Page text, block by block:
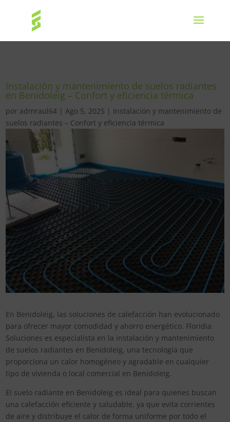
Instalación y mantenimiento de suelos radiantes
en Benidoleig – Confort y eficiencia térmica
por admraul64 |Ago 5, 2025 | Instalación y mantenimiento de
suelos radiantes – Confort y eficiencia térmica
En Benidoleig, las soluciones de calefacción han evolucionado
para ofrecer mayor comodidad y ahorro energético. Floridia
Soluciones es especialista en la instalación y mantenimiento
de suelos radiantes en Benidoleig, una tecnología que
proporciona un calor homogéneo y agradable en cualquier
tipo de vivienda o local comercial en Benidoleig.
El suelo radiante en Benidoleig es ideal para quienes buscan
una calefacción eficiente y saludable, ya que evita corrientes
de aire y distribuye el calor de forma uniforme por todo el